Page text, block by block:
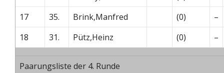
17
35. Brink,Manfred (0)
–
18
31. Pütz,Heinz (0) –
Paarungsliste der 4. Runde